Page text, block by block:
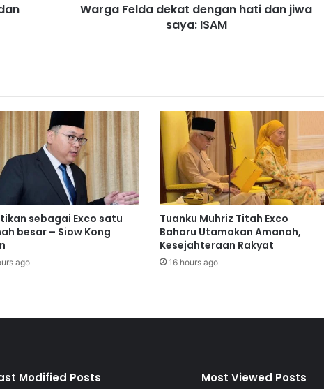
d
e
n
g
a
n
h
a
i
w
y
Warga Felda dekat dengan hati dan jiwa
saya: ISAM
sebagai Exco satu
besar – Siow Kong
ago
Tuanku Muhriz Titah Exco
Baharu Utamakan Amanah,
Kesejahteraan Rakyat
16 hours ago
Modified Posts Most Viewed Posts